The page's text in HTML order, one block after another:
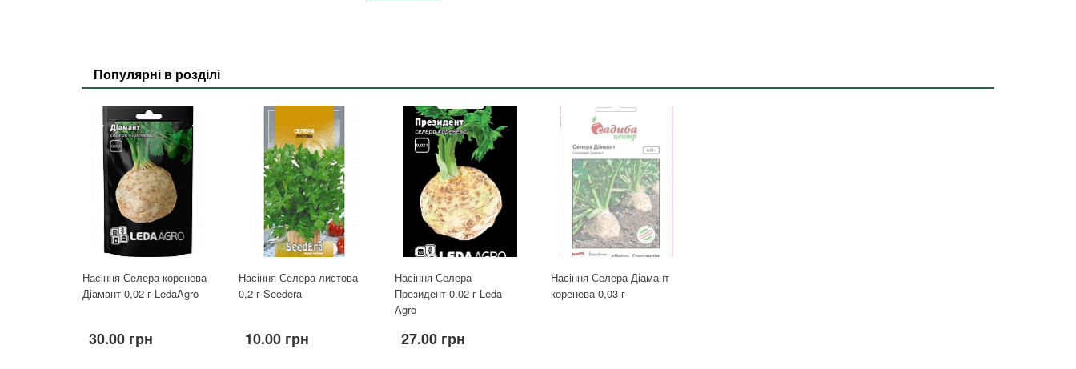
Популярні в розділі
Насіння Селера коренева
Діамант 0,02 г LedaAgro
30.00 грн
Насіння Селера листова
0,2 г Seedera
10.00 грн
Насіння Селера
Президент 0.02 г Leda
Agro
27.00 грн
Насіння Селера Діамант
коренева 0,03 г